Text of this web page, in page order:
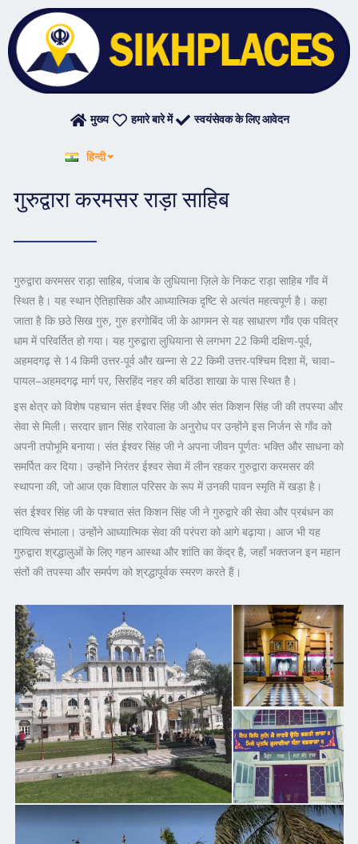
content
मुख्य हमारे बारे में स्वयंसेवक के लिए आवेदन
हिन्दी
ਪੰਜਾਬੀ
गुरुद्वारा करमसर राड़ा साहिब
गुरुद्वारा करमसर राड़ा साहिब, पंजाब के लुधियाना ज़िले के निकट राड़ा साहिब गाँव में
स्थित है। यह स्थान ऐतिहासिक और आध्यात्मिक दृष्टि से अत्यंत महत्वपूर्ण है। कहा
जाता है कि छठे सिख गुरु,गुरु हरगोबिंद जी के आगमन से यह साधारण गाँव एक पवित्र
धाम में परिवर्तित हो गया। यह गुरुद्वारा लुधियाना से लगभग 22 किमी दक्षिण-पूर्व,
अहमदगढ़ से 14 किमी उत्तर-पूर्व और खन्ना से 22 किमी उत्तर-पश्चिम दिशा में, चावा–
पायल–अहमदगढ़ मार्ग पर, सिरहिंद नहर की बठिंडा शाखा के पास स्थित है।
इस क्षेत्र को विशेष पहचान संत ईश्वर सिंह जी और संत किशन सिंह जी की तपस्या और
सेवा से मिली। सरदार ज्ञान सिंह रारेवाला के अनुरोध पर उन्होंने इस निर्जन से गाँव को
अपनी तपोभूमि बनाया। संत ईश्वर सिंह जी ने अपना जीवन पूर्णतः भक्ति और साधना को
समर्पित कर दिया। उन्होंने निरंतर ईश्वर सेवा में लीन रहकर गुरुद्वारा करमसर की
स्थापना की, जो आज एक विशाल परिसर के रूप में उनकी पावन स्मृति में खड़ा है।
संत ईश्वर सिंह जी के पश्चात संत किशन सिंह जी ने गुरुद्वारे की सेवा और प्रबंधन का
दायित्व संभाला। उन्होंने आध्यात्मिक सेवा की परंपरा को आगे बढ़ाया। आज भी यह
गुरुद्वारा श्रद्धालुओं के लिए गहन आस्था और शांति का केंद्र है, जहाँ भक्तजन इन महान
संतों की तपस्या और समर्पण को श्रद्धापूर्वक स्मरण करते हैं।